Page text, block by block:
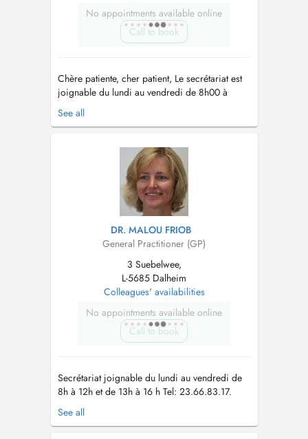
No appointments available online
Call to book
Chère patiente, cher patient, Le secrétariat est
joignable du lundi au vendredi de 8h00 à
12h00 et (sauf mercredi après-midi) de 13h00
à 17h00 Tél. : 23 66 83 17 En cas de fièvre
prions de bien vouloir porter un masque
chirurgical à l'intérieur du centr...
See all
DR. MALOU FRIOB
General Practitioner (GP)
3 Suebelwee,
L-5685 Dalheim
Colleagues' availabilities
No appointments available online
Call to book
Secrétariat joignable du lundi au vendredi de
8h à 12h et de 13h à 16 h Tel: 23.66.83.17.
Nous vous prions de bien vouloir porter un
masque au sein du centre médical en cas de
See all